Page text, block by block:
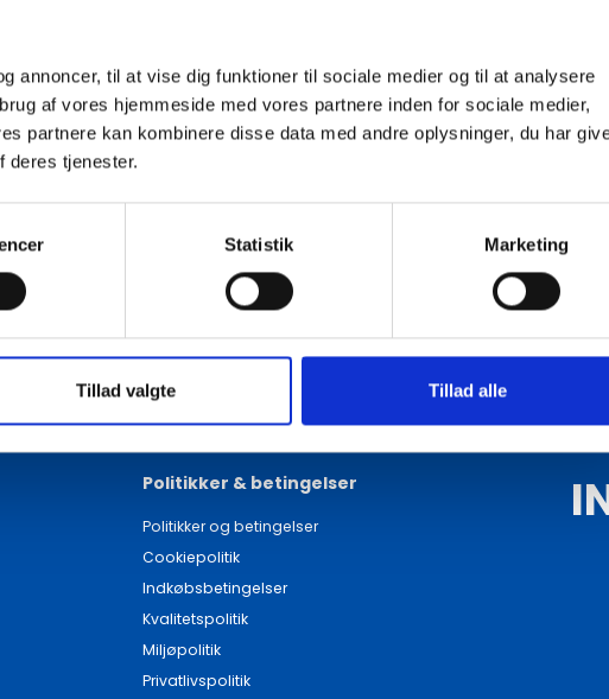
annoncer, til at vise dig funktioner til sociale medier og til at analysere
af vores hjemmeside med vores partnere inden for sociale medier,
partnere kan kombinere disse data med andre oplysninger, du har
deres tjenester.
Statistik Marketing
Tillad valgte Tillad alle
i mange
over
i
typer og
og
forbindelser. Vælg INDURA som din partner for at få de
Politikker & betingelser
Politikker og betingelser
Cookiepolitik
Indkøbsbetingelser
Kvalitetspolitik
Miljøpolitik
Privatlivspolitik